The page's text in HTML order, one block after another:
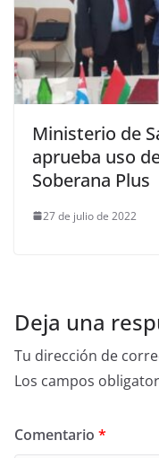
Ministerio de
aprueba uso
Soberana Plus
27 de julio de 2022
Deja una
Tu dirección de
Los campos
Comentario *